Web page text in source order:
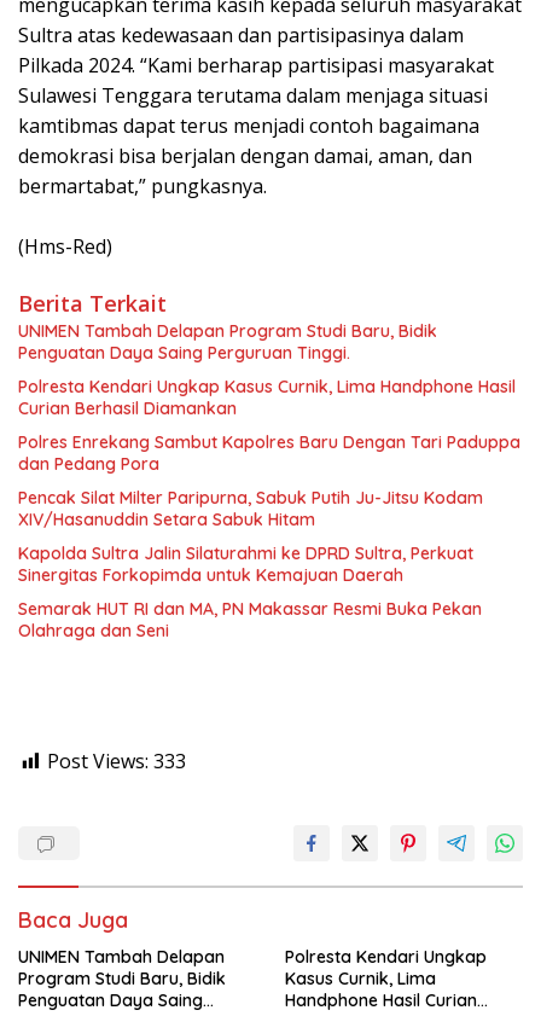
Sultra atas kedewasaan dan partisipasinya dalam
Pilkada 2024. “Kami berharap partisipasi masyarakat
Sulawesi Tenggara terutama dalam menjaga situasi
kamtibmas dapat terus menjadi contoh bagaimana
demokrasi bisa berjalan dengan damai, aman, dan
bermartabat,” pungkasnya.
(Hms-Red)
Berita Terkait
UNIMEN Tambah Delapan Program Studi Baru, Bidik
Penguatan Daya Saing Perguruan Tinggi.
Polresta Kendari Ungkap Kasus Curnik, Lima Handphone Hasil
Curian Berhasil Diamankan
Polres Enrekang Sambut Kapolres Baru Dengan Tari Paduppa
dan Pedang Pora
Pencak Silat Milter Paripurna, Sabuk Putih Ju-Jitsu Kodam
XIV/Hasanuddin Setara Sabuk Hitam
Kapolda Sultra Jalin Silaturahmi ke DPRD Sultra, Perkuat
Sinergitas Forkopimda untuk Kemajuan Daerah
Semarak HUT RI dan MA, PN Makassar Resmi Buka Pekan
Olahraga dan Seni
Post Views: 333
Baca Juga
UNIMEN Tambah Delapan
Program Studi Baru, Bidik
Penguatan Daya Saing
Polresta Kendari Ungkap
Kasus Curnik, Lima
Handphone Hasil Curian